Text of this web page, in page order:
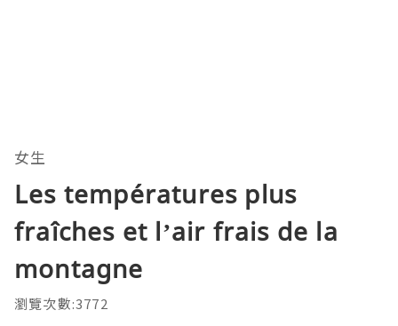
女生
Les températures plus
fraîches et l’air frais de la
montagne
瀏覽次數:3772